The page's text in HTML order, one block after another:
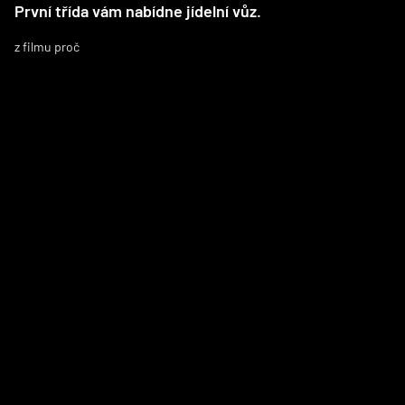
První třída vám nabídne jídelní vůz.
z filmu proč